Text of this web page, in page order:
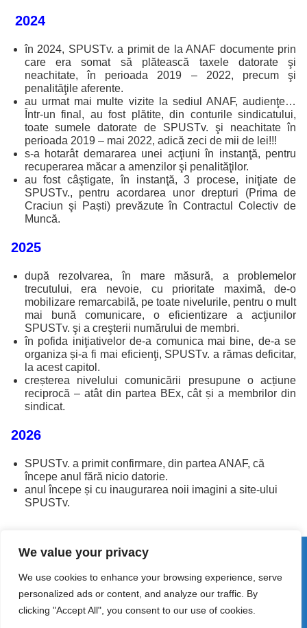
We value your privacy
We use cookies to enhance your browsing experience, serve
personalized ads or content, and analyze our traffic. By
clicking "Accept All", you consent to our use of cookies.
2024
în 2024, SPUSTv. a primit de la ANAF documente prin
care era somat să plătească taxele datorate şi
neachitate, în perioada 2019 – 2022, precum şi
penalităţile aferente.
au urmat mai multe vizite la sediul ANAF, audienţe…
Într-un final, au fost plătite, din conturile sindicatului,
toate sumele datorate de SPUSTv. şi neachitate în
perioada 2019 – mai 2022, adică zeci de mii de lei!!!
s-a hotarât demararea unei acţiuni în instanţă, pentru
recuperarea măcar a amenzilor şi penalităţilor.
au fost câştigate, în instanţă, 3 procese, iniţiate de
SPUSTv., pentru acordarea unor drepturi (Prima de
Craciun şi Paști) prevăzute în Contractul Colectiv de
Muncă.
2025
după rezolvarea, în mare măsură, a problemelor
trecutului, era nevoie, cu prioritate maximă, de-o
mobilizare remarcabilă, pe toate nivelurile, pentru o mult
mai bună comunicare, o eficientizare a acţiunilor
SPUSTv. şi a creşterii numărului de membri.
în pofida iniţiativelor de-a comunica mai bine, de-a se
organiza și-a fi mai eficienţi, SPUSTv. a rămas deficitar,
la acest capitol.
creșterea nivelului comunicării presupune o acțiune
reciprocă – atât din partea BEx, cât și a membrilor din
sindicat.
2026
SPUSTv. a primit confirmare, din partea ANAF, că
începe anul fără nicio datorie.
anul începe și cu inaugurarea noii imagini a site-ului
SPUSTv.
© 2026 SPUSTv. All rights reserved.